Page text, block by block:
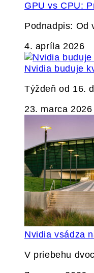
GPU vs CPU:
Podnadpis: Od
4. apríla 2026
Nvidia buduje
Týždeň od 16.
23. marca 2026
Nvidia vsádza
V priebehu